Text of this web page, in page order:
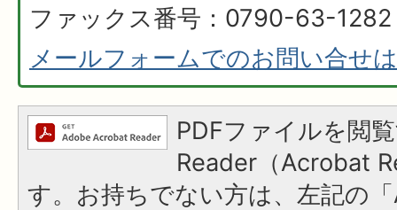
ファックス番号：0790-63-1282
メールフォームでのお問い合せ
PDFファイルを閲
Reader（Acrobat
す。お持ちでない方は、左記の